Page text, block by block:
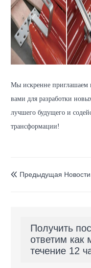
Мы искренне приглашаем
вами для разработки
лучшего будущего и
трансформации!
 Предыдущая Hовости
Получить
ответим как
течение 12